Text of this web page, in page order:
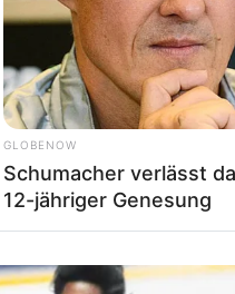
anwenden, hatte Charles
lernen.
GLOBENOW
Schumacher verlässt
12-jähriger Genesung